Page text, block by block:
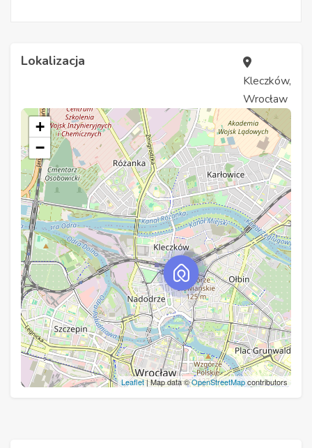
Lokalizacja
Kleczków,
Wrocław
+
−
Leaflet| Map data ©OpenStreetMapcontributors